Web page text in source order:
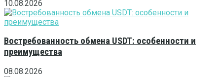
10.08.2026
Востребованность обмена USDT: особенности и
преимущества
08.08.2026